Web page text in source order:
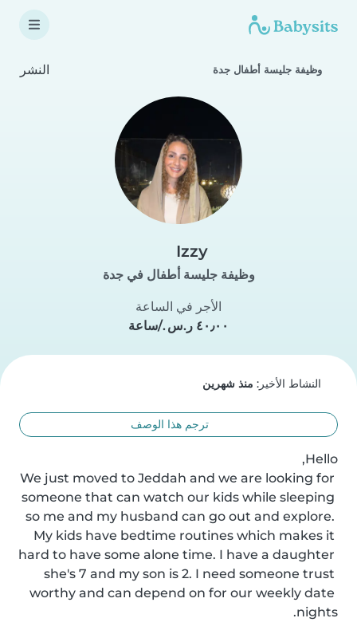
وظيفة جليسة أطفال جدة النشر
Izzy
وظيفة جليسة أطفال في جدة
الأجر في الساعة
النشاط الأخير: منذ شهرين
ترجم هذا الوصف
We just moved to Jeddah and we are looking for
someone that can watch our kids while sleeping
so me and my husband can go out and explore.
My kids have bedtime routines which makes it
hard to have some alone time. I have a daughter
she's 7 and my son is 2. I need someone trust
worthy and can depend on for our weekly date
nights.